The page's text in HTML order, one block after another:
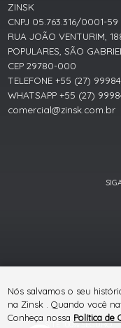
SITE 100% SEGURO
ZINSK
CNPJ 05.763.316/0001-59
RUA JOÃO VENTURIM,
POPULARES, SÃO
CEP 29780-000
TELEFONE +55 (27)
WHATSAPP +55 (27)
comercial@zinsk.com.br
Nós salvamos o seu
na Zinsk . Quando você
Conheça nossa Política de